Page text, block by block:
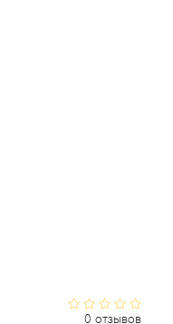
0 отзывов